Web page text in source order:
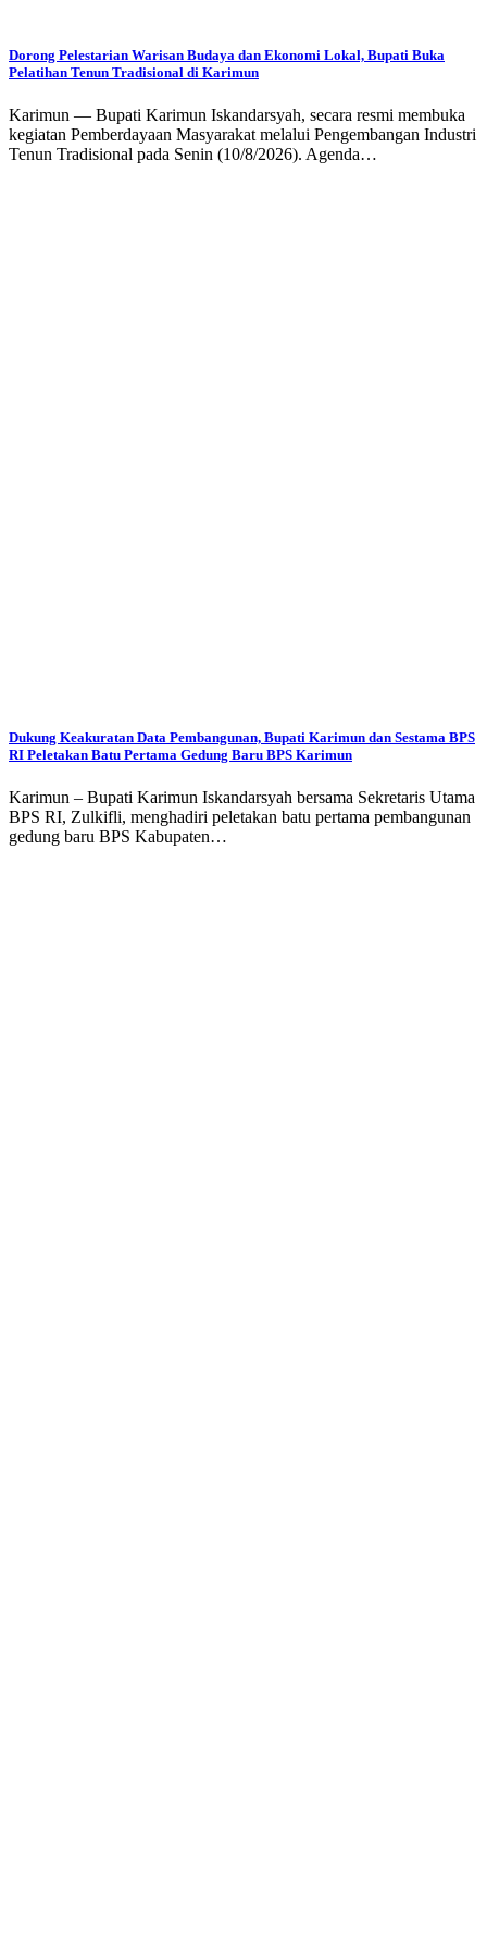
Dorong Pelestarian Warisan Budaya dan Ekonomi Lokal, Bupati Buka
Pelatihan Tenun Tradisional di Karimun
Karimun — Bupati Karimun Iskandarsyah, secara resmi membuka
kegiatan Pemberdayaan Masyarakat melalui Pengembangan Industri
Tenun Tradisional pada Senin (10/8/2026). Agenda…
Dukung Keakuratan Data Pembangunan, Bupati Karimun dan Sestama BPS
RI Peletakan Batu Pertama Gedung Baru BPS Karimun
Karimun – Bupati Karimun Iskandarsyah bersama Sekretaris Utama
BPS RI, Zulkifli, menghadiri peletakan batu pertama pembangunan
gedung baru BPS Kabupaten…